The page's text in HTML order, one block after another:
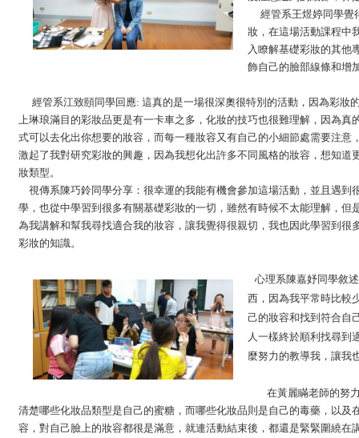
經管系王煜婷同學覺
妝，在這場活動課程中
入瞭解基礎彩妝的其他
飾自己的臉部線條和增
經管系江致頤同學回應: 這真的是一場很深奧很特別的活動，因為彩妝
上琳琅滿目的彩妝品更是有一卡車之多，化妝的技巧也很難理解，因為真
式可以去化出你想要的妝容，而每一種妝容又有自己的小細節處需要注意
激起了我對研究彩妝的興趣，因為我想化出許多不同風格的妝容，想知道
妝類型。
視傳系陳巧鈴同學分享：很幸運的我能有機會參加這場活動，並且遇到
學，也從中學習到很多有關基礎彩妝的一切，雖然有時候不太能理解，但
為我講解和幫我尋找適合我的妝容，讓我覺得很親切，我也因此學習到
彩妝的知識。
心理系陳嘉妤同學敘
西，因為我平常時比較
己的妝容和找到符合自
人一樣終於順利找尋到
麼努力的教導我，讓我
在黃麗瞞老師的努力
清楚哪些化妝品類型是自己的蜜糖，而哪些化妝品則是自己的毒藥，以
容，對自己臉上的妝容都很是滿意，就連活動結束後，都還是緊緊圍繞